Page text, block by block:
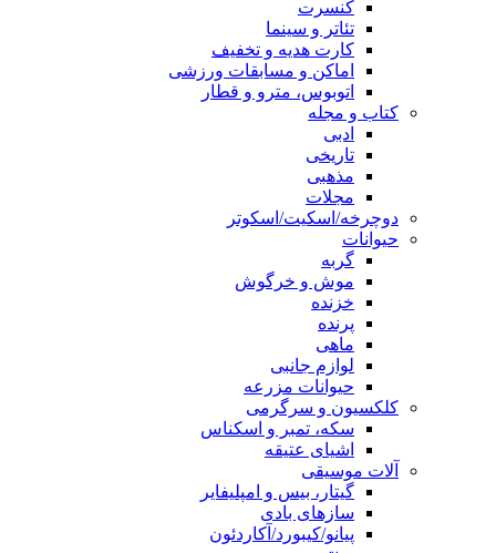
کنسرت
تئاتر و سینما
کارت هدیه و تخفیف
اماکن و مسابقات ورزشی
اتوبوس، مترو و قطار
کتاب و مجله
ادبی
تاریخی
مذهبی
مجلات
دوچرخه/اسکیت/اسکوتر
حیوانات
گربه
موش و خرگوش
خزنده
پرنده
ماهی
لوازم جانبی
حیوانات مزرعه
کلکسیون و سرگرمی
سکه، تمبر و اسکناس
اشیای عتیقه
آلات موسیقی
گیتار، بیس و امپلیفایر
سازهای بادی
پیانو/کیبورد/آکاردئون